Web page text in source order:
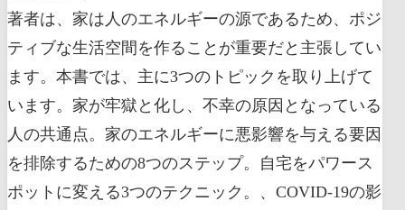
著者は、家は人のエネルギーの源であるため、ポジ
ティブな生活空間を作ることが重要だと主張してい
ます。本書では、主に3つのトピックを取り上げて
います。家が牢獄と化し、不幸の原因となっている
人の共通点。家のエネルギーに悪影響を与える要因
を排除するための8つのステップ。自宅をパワース
ポットに変える3つのテクニック。、COVID-19の影